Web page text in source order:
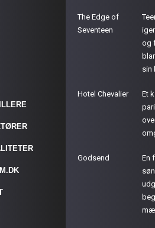
The Edge of
Seventeen
og
sin
Hotel Chevalier
Et
Godsend
En